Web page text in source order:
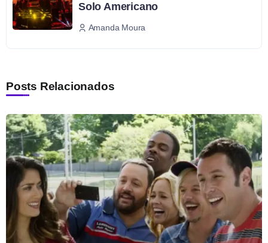
Solo Americano
Amanda Moura
Posts Relacionados